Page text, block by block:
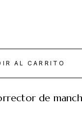
AL CARRITO
de